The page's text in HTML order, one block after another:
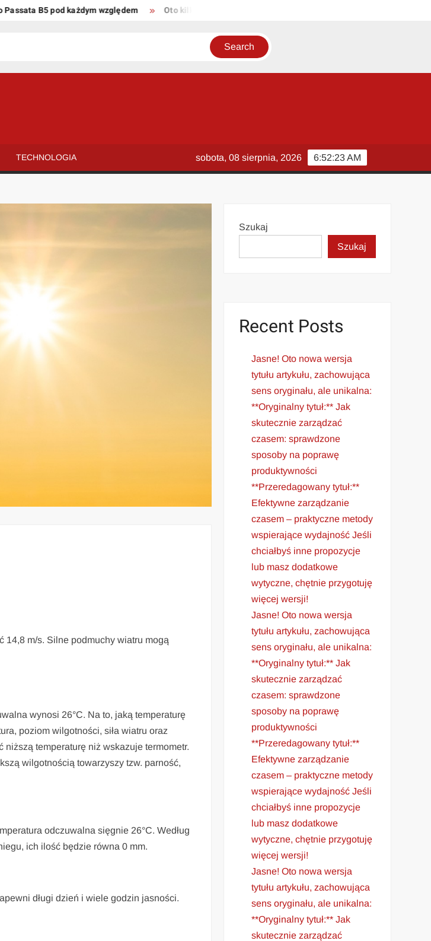
B5 pod każdym względem Oto kilka propozycji unikalnych tytułów zachowujących sens oryginału:
TECHNOLOGIA 6:52:24 AM
sobota, 08 sierpnia, 2026
14,8 m/s. Silne podmuchy wiatru mogą
wynosi 26°C. Na to, jaką temperaturę
poziom wilgotności, siła wiatru oraz
temperaturę niż wskazuje termometr.
wilgotnością towarzyszy tzw. parność,
odczuwalna sięgnie 26°C. Według
ich ilość będzie równa 0 mm.
długi dzień i wiele godzin jasności.
Szukaj
Szukaj
Recent Posts
Jasne! Oto nowa wersja
tytułu artykułu, zachowująca
sens oryginału, ale unikalna:
**Oryginalny tytuł:** Jak
skutecznie zarządzać
czasem: sprawdzone
sposoby na poprawę
produktywności
**Przeredagowany tytuł:**
Efektywne zarządzanie
czasem – praktyczne metody
wspierające wydajność Jeśli
chciałbyś inne propozycje
lub masz dodatkowe
wytyczne, chętnie przygotuję
więcej wersji!
Jasne! Oto nowa wersja
tytułu artykułu, zachowująca
sens oryginału, ale unikalna:
**Oryginalny tytuł:** Jak
skutecznie zarządzać
czasem: sprawdzone
sposoby na poprawę
produktywności
**Przeredagowany tytuł:**
Efektywne zarządzanie
czasem – praktyczne metody
wspierające wydajność Jeśli
chciałbyś inne propozycje
lub masz dodatkowe
wytyczne, chętnie przygotuję
więcej wersji!
Jasne! Oto nowa wersja
tytułu artykułu, zachowująca
sens oryginału, ale unikalna:
**Oryginalny tytuł:** Jak
skutecznie zarządzać